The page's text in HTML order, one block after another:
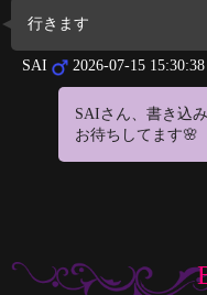
行きます
SAI 2026-07-15 15:30:38
SAIさん、書き込
お待ちしてます🌸